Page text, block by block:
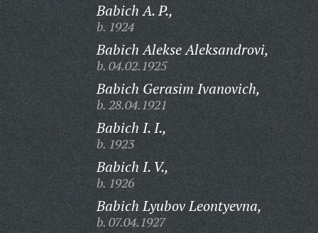
Babich A. P.,
b. 1924
Babich Alekse Aleksandrovi,
b. 04.02.1925
Babich Gerasim Ivanovich,
b. 28.04.1921
Babich I. I.,
b. 1923
Babich I. V.,
b. 1926
Babich Lyubov Leontyevna,
b. 07.04.1927